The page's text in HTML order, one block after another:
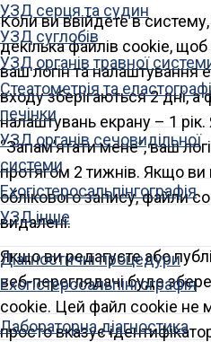
УЗД серця та судин
УЗД суглобів
УЗД органів травної
Стеатометрія та
печінки
УЗД органів сечовидільної
системи
Ехогістеросальпінгографія
УЗД інше
Діагностичні процедури
Ехогістеросальпінгографія
Лабораторна діагностика
Коли ви ввійдете в
декілька файлів cookie,
ваш логін та налаштування
входу зберігаються 2 дні,
налаштувань екрану – 1
“Запам’ятати мене”, ваш
протягом 2 тижнів. Якщо ви
облікового запису, файли
видалені.
Якщо ви редагуєте або
веб-переглядачі буде
cookie. Цей файл cookie не
просто вказує